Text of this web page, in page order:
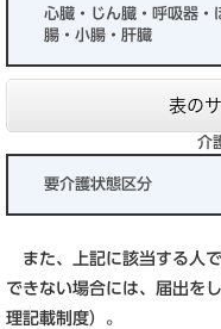
心臓・じん臓・呼吸器・
腸・小腸・肝臓
表の
介
要介護状態区分
また、上記に該当する人
できない場合には、届出を
理記載制度）。